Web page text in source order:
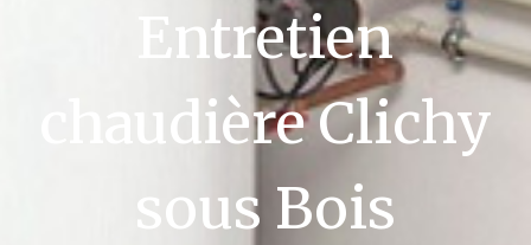
Entretien
chaudière Clichy
sous Bois